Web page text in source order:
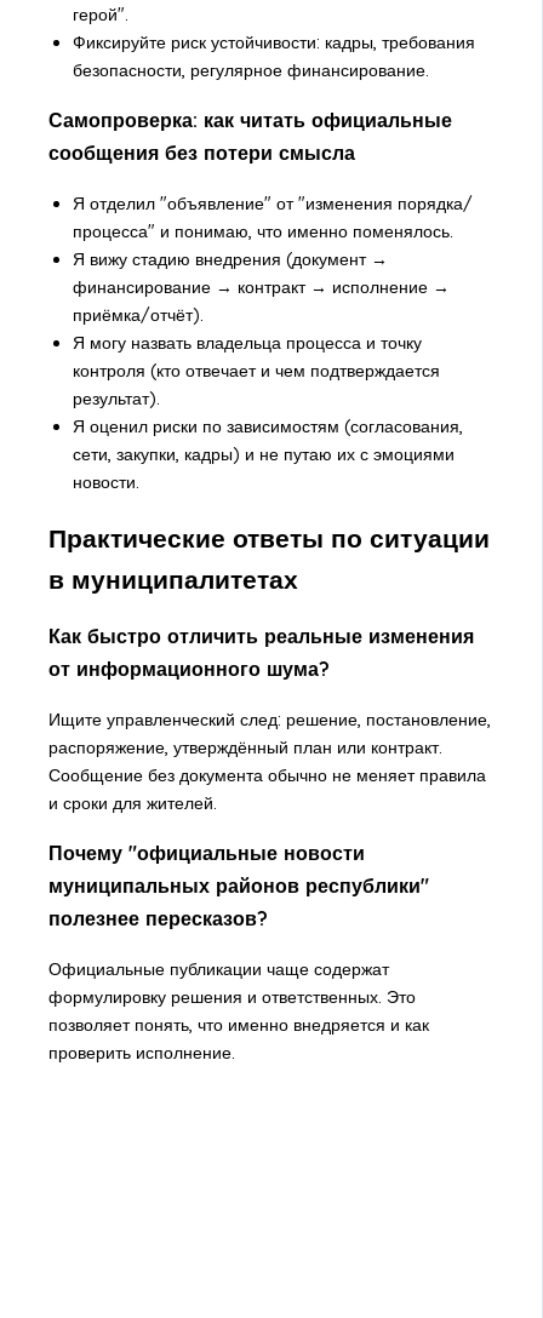
герой".
Фиксируйте риск устойчивости: кадры, требования
безопасности, регулярное финансирование.
Самопроверка: как читать официальные
сообщения без потери смысла
Я отделил "объявление" от "изменения порядка/
процесса" и понимаю, что именно поменялось.
Я вижу стадию внедрения (документ →
финансирование → контракт → исполнение →
приёмка/отчёт).
Я могу назвать владельца процесса и точку
контроля (кто отвечает и чем подтверждается
результат).
Я оценил риски по зависимостям (согласования,
сети, закупки, кадры) и не путаю их с эмоциями
новости.
Практические ответы по ситуации
в муниципалитетах
Как быстро отличить реальные изменения
от информационного шума?
Ищите управленческий след: решение, постановление,
распоряжение, утверждённый план или контракт.
Сообщение без документа обычно не меняет правила
и сроки для жителей.
Почему "официальные новости
муниципальных районов республики"
полезнее пересказов?
Официальные публикации чаще содержат
формулировку решения и ответственных. Это
позволяет понять, что именно внедряется и как
проверить исполнение.